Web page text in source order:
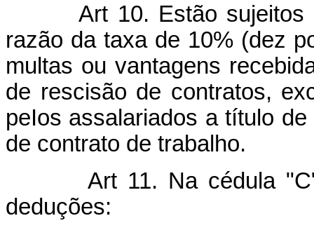
Art 10. Estão
razão da taxa de 10% (dez
multas ou vantagens
de rescisão de contratos,
peIos assalariados a título
de contrato de trabalho.
Art 11. Na cédula
deduções: